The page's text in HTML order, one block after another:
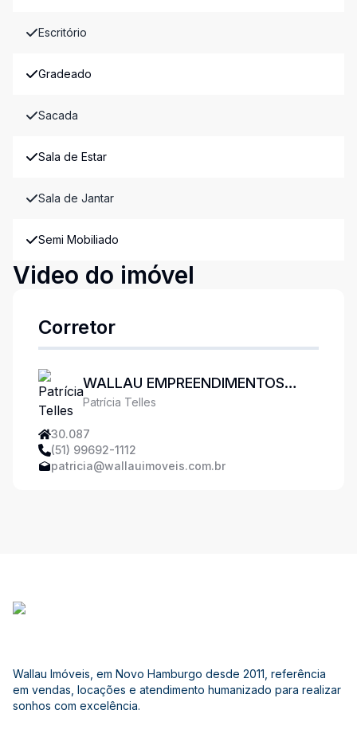
Escritório
Gradeado
Sacada
Sala de Estar
Sala de Jantar
Semi Mobiliado
Video do imóvel
Corretor
WALLAU EMPREENDIMENTOS
IMOBILIÁRIOS
Patrícia Telles
30.087
(51) 99692-1112
patricia@wallauimoveis.com.br
Wallau Imóveis, em Novo Hamburgo desde 2011, referência
em vendas, locações e atendimento humanizado para realizar
sonhos com excelência.